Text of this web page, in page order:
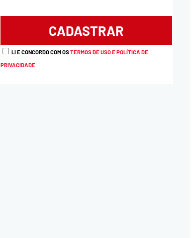
LI E CONCORDO COM OSTERMOS DE USO E POLÍTICA DE
PRIVACIDADE